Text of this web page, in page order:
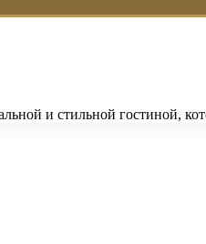
и стильной гостиной,